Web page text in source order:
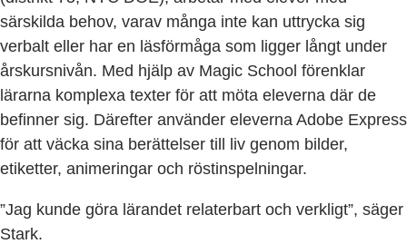
särskilda behov, varav många inte kan uttrycka sig
verbalt eller har en läsförmåga som ligger långt under
årskursnivån. Med hjälp av Magic School förenklar
lärarna komplexa texter för att möta eleverna där de
befinner sig. Därefter använder eleverna Adobe Express
för att väcka sina berättelser till liv genom bilder,
etiketter, animeringar och röstinspelningar.
”Jag kunde göra lärandet relaterbart och verkligt”, säger
Stark.